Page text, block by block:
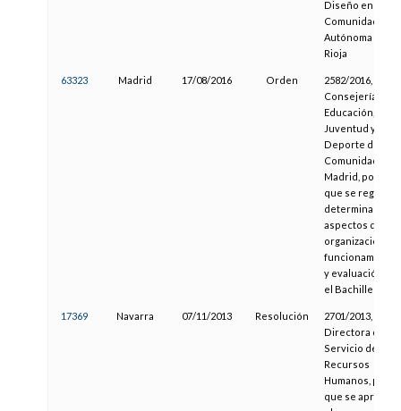
Diseño en la
Comunidad
Autónoma de La
Rioja
63323 Madrid 17/08/2016 Orden
2582/2016, de la
Consejería de
Educación,
Juventud y
Deporte de la
Comunidad de
Madrid, por la
que se regulan
determinados
aspectos de
organización,
funcionamiento
y evaluación en
el Bachillerato
17369 Navarra 07/11/2013 Resolución
2701/2013, de la
Directora del
Servicio de
Recursos
Humanos, por la
que se aprueba